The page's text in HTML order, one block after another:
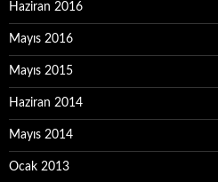
Haziran 2016
Mayıs 2016
Mayıs 2015
Haziran 2014
Mayıs 2014
Ocak 2013